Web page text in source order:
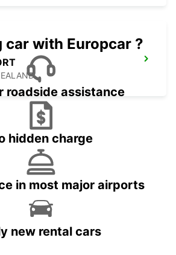
car with Europcar ?
roadside assistance
hidden charge
in most major airports
new rental cars